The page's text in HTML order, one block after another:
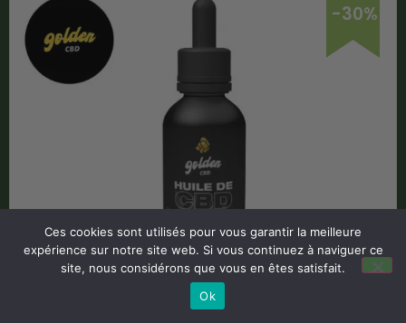
-30%
Huile CBD 30% bio – Golden CBD
Ces cookies sont utilisés pour vous garantir la meilleure
expérience sur notre site web. Si vous continuez à naviguer ce
site, nous considérons que vous en êtes satisfait.
Ok